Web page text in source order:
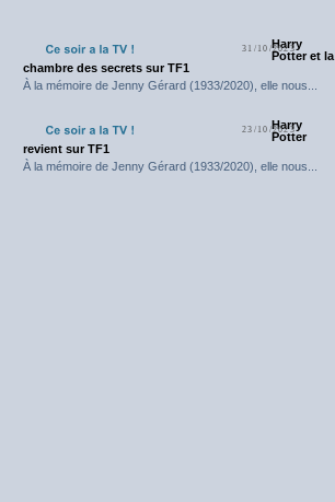
31/10/2023
Harry
Potter et la
chambre des secrets sur TF1
À la mémoire de Jenny Gérard (1933/2020), elle nous...
23/10/2023
Harry
Potter
revient sur TF1
À la mémoire de Jenny Gérard (1933/2020), elle nous...